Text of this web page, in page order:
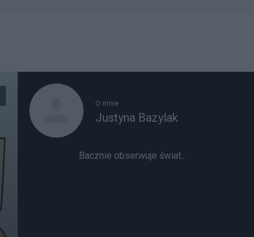
O mnie
Justyna Bazylak
Bacznie obserwuje świat...